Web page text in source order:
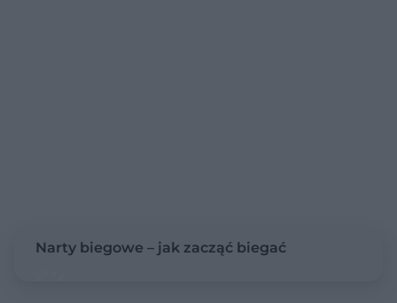
Narty biegowe – jak zacząć biegać